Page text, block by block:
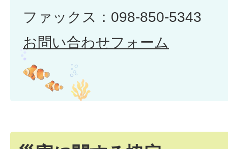
ファックス：098-850-5343
お問い合わせフォーム